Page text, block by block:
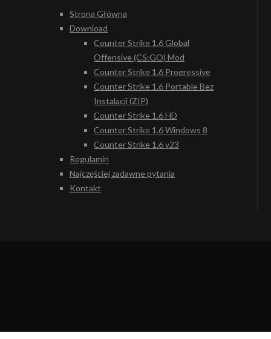
Strona Główna
Download
Counter Strike 1.6 Global
Offensive (CS:GO) Mod
Counter Strike 1.6 Progressive
Counter Strike 1.6 Portable Bez
Instalacji (ZIP)
Counter Strike 1.6 HD
Counter Strike 1.6 Windows 8
Counter Strike 1.6 v23
Regulamin
Najczęściej zadawne pytania
Kontakt